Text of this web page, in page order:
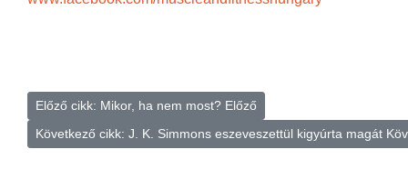
Előző cikk: Mikor, ha nem most? Előző
Következő cikk: J. K. Simmons eszeveszettül kigyúrta magát